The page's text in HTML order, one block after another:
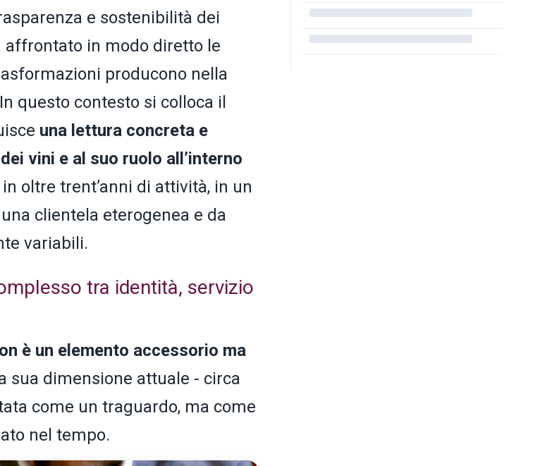
e sostenibilità dei
affrontato in modo diretto le
producono nella
questo contesto si colloca il
una lettura concreta e
vini e al suo ruolo all’interno
oltre trent’anni di attività, in un
clientela eterogenea e da
variabili.
tra identità, servizio
è un elemento accessorio ma
sua dimensione attuale - circa
come un traguardo, ma come
nel tempo.